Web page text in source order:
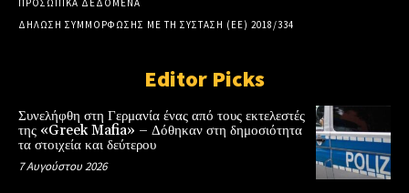
ΔΗΛΩΣΗ ΣΥΜΜΟΡΦΩΣΗΣ ΜΕ ΤΗ ΣΥΣΤΑΣΗ (ΕΕ) 2018/334
Editor Picks
Συνελήφθη στη Γερμανία ένας από τους εκτελεστές
της «Greek Mafia» – Δόθηκαν στη δημοσιότητα
τα στοιχεία και δεύτερου
7 Αυγούστου 2026